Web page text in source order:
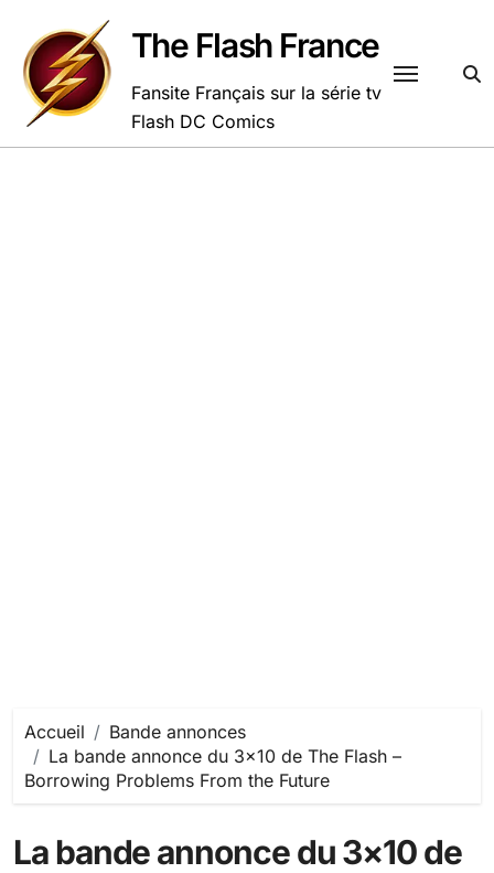
contenu
The Flash France
Fansite Français sur la série tv
Flash DC Comics
Accueil
Bande annonces
La bande annonce du 3×10 de The Flash –
Borrowing Problems From the Future
La bande annonce du 3×10 de